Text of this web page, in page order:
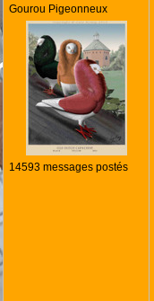
Gourou Pigeonneux
14593 messages postés